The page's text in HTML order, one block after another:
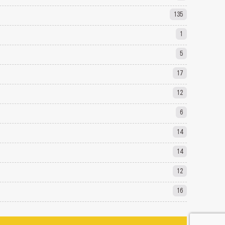
135
1
5
17
12
6
14
14
12
16